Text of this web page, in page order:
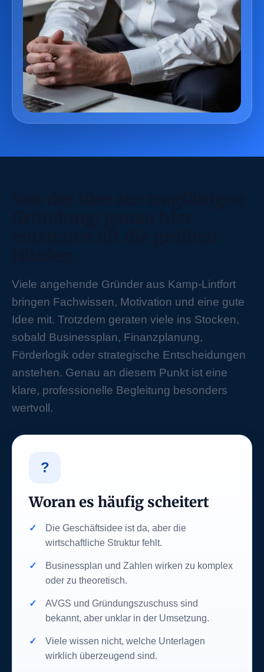
Viele angehende Gründer aus Kamp-Lintfort
bringen Fachwissen, Motivation und eine gute
Idee mit. Trotzdem geraten viele ins Stocken,
sobald Businessplan, Finanzplanung,
Förderlogik oder strategische Entscheidungen
anstehen. Genau an diesem Punkt ist eine
klare, professionelle Begleitung besonders
wertvoll.
?
Woran es häufig scheitert
Die Geschäftsidee ist da, aber die
wirtschaftliche Struktur fehlt.
Businessplan und Zahlen wirken zu komplex
oder zu theoretisch.
AVGS und Gründungszuschuss sind
bekannt, aber unklar in der Umsetzung.
Viele wissen nicht, welche Unterlagen
wirklich überzeugend sind.